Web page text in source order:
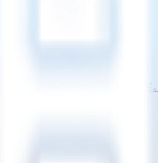
点，才看得懂 E27 为什么这么写。